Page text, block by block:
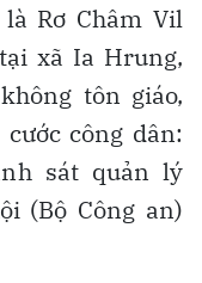
Rơ Châm Vil
xã Ia Hrung,
tôn giáo,
công dân:
sát quản lý
(Bộ Công an)